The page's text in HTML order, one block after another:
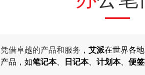
凭借卓越的产品和服务 ， 艾派在世界各
产品，如笔记本、 日记本、 计划本、 便